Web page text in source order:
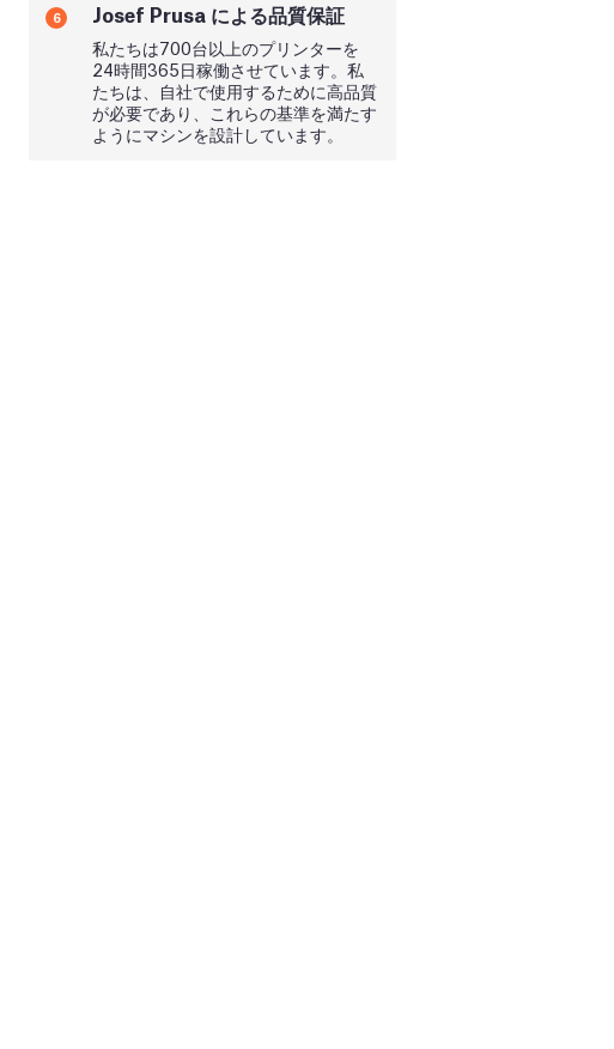
6 Josef Prusa による品質保証
私たちは700台以上のプリンターを
24時間365日稼働させています。私
たちは、自社で使用するために高品質
が必要であり、これらの基準を満たす
ようにマシンを設計しています。